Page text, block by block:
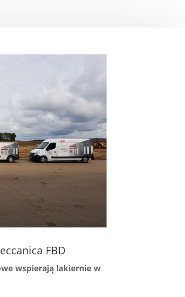
FBD
wspierają lakiernie w